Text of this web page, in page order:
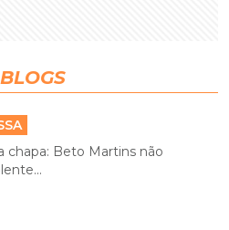
chapa: Beto Martins não